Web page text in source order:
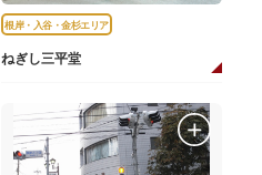
根岸・入谷・金杉エリア
ねぎし三平堂